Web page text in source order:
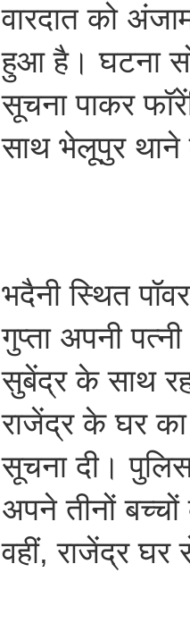
वारदात को
हुआ है। घटना
सूचना पाकर
साथ भेलूपुर थाने
भदैनी स्थित
गुप्ता अपनी
सुबेंद्र के साथ
राजेंद्र के घर का
सूचना दी।
अपने तीनों
वहीं, राजेंद्र घर